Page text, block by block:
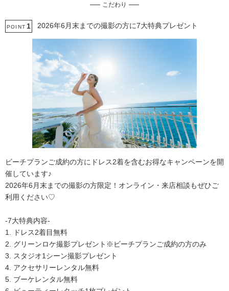
こだわり
POINT 1 2026年6月末までの撮影の方に7大特典プレゼント
ビーチプランご成約の方にドレス2着を含むお得なキャンペーンを開
催しています♪
2026年6月末までの撮影の方限定！オンライン・来店相談もぜひご
利用ください♡
-7大特典内容-
1. ドレス2着目無料
2. グリーンロケ撮影プレゼント※ビーチプランご成約の方のみ
3. スタジオ1シーン撮影プレゼント
4. アクセサリーレンタル無料
5. ブーケレンタル無料